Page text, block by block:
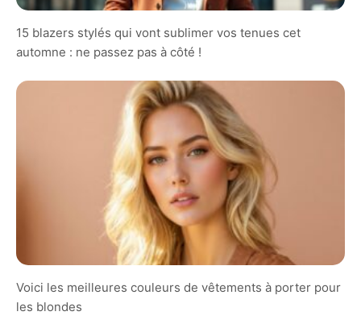
15 blazers stylés qui vont sublimer vos tenues cet
automne : ne passez pas à côté !
Voici les meilleures couleurs de vêtements à porter pour
les blondes